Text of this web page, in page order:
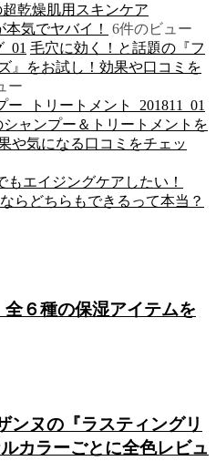
乾燥肌用スキンケア
気でヤバイ！
6件のビュー
毛穴に効く！と話題の『フ
』をお試し！効果や口コミを
ー
ャンプー＆トリートメントを
や気になる口コミをチェッ
もエイジングケアしたい！
らどちらもできるって本当？
全６種の保湿アイテムを
ンヌの『ラスティングリ
カラーごとに全色レビュ